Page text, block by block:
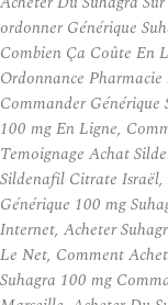
ordonner Générique
Combien Ça Coûte En
Ordonnance
Commander Générique
100 mg En Ligne,
Temoignage Achat
Sildenafil Citrate
Générique 100 mg
Internet, Acheter
Le Net, Comment
Suhagra 100 mg